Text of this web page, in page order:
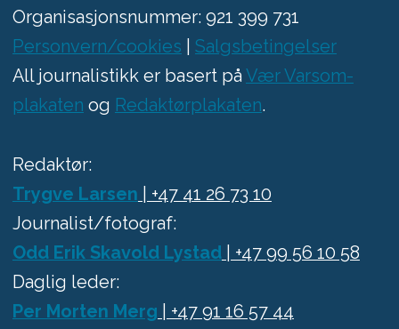
Organisasjonsnummer: 921 399 731
Personvern/cookies
Salgsbetingelser
All journalistikk er basert på Vær Varsom-
plakaten og Redaktørplakaten.
Redaktør:
Trygve Larsen | +47 41 26 73 10
Journalist/fotograf:
Odd Erik Skavold Lystad| +47 99 56 10 58
Daglig leder:
Per Morten Merg | +47 91 16 57 44